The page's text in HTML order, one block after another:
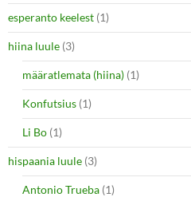
esperanto keelest (1)
hiina luule (3)
määratlemata (hiina) (1)
Konfutsius (1)
Li Bo (1)
hispaania luule (3)
Antonio Trueba (1)